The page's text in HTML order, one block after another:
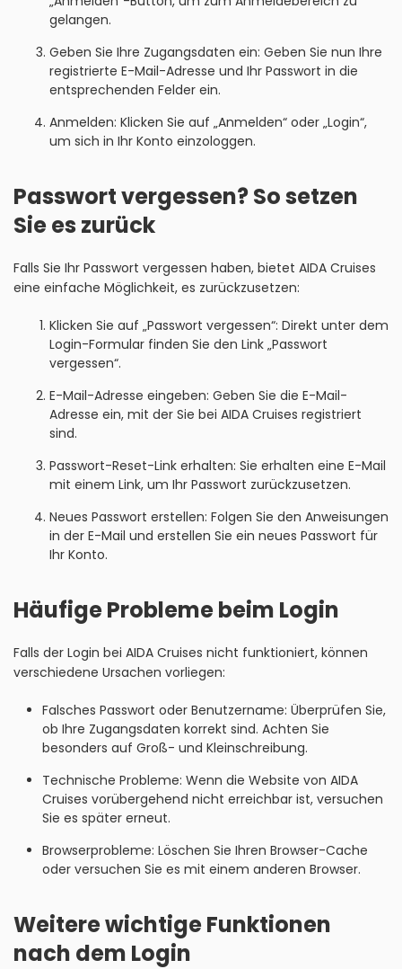
gelangen.
Geben Sie Ihre Zugangsdaten ein: Geben Sie nun Ihre
registrierte E-Mail-Adresse und Ihr Passwort in die
entsprechenden Felder ein.
Anmelden: Klicken Sie auf „Anmelden“ oder „Login“,
um sich in Ihr Konto einzologgen.
Passwort vergessen? So setzen
Sie es zurück
Falls Sie Ihr Passwort vergessen haben, bietet AIDA Cruises
eine einfache Möglichkeit, es zurückzusetzen:
Klicken Sie auf „Passwort vergessen“: Direkt unter dem
Login-Formular finden Sie den Link „Passwort
vergessen“.
E-Mail-Adresse eingeben: Geben Sie die E-Mail-
Adresse ein, mit der Sie bei AIDA Cruises registriert
sind.
Passwort-Reset-Link erhalten: Sie erhalten eine E-Mail
mit einem Link, um Ihr Passwort zurückzusetzen.
Neues Passwort erstellen: Folgen Sie den Anweisungen
in der E-Mail und erstellen Sie ein neues Passwort für
Ihr Konto.
Häufige Probleme beim Login
Falls der Login bei AIDA Cruises nicht funktioniert, können
verschiedene Ursachen vorliegen:
Falsches Passwort oder Benutzername: Überprüfen Sie,
ob Ihre Zugangsdaten korrekt sind. Achten Sie
besonders auf Groß- und Kleinschreibung.
Technische Probleme: Wenn die Website von AIDA
Cruises vorübergehend nicht erreichbar ist, versuchen
Sie es später erneut.
Browserprobleme: Löschen Sie Ihren Browser-Cache
oder versuchen Sie es mit einem anderen Browser.
Weitere wichtige Funktionen
nach dem Login